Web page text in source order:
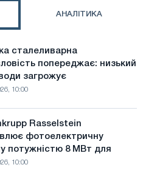
АНАЛІТИКА
сталеливарна
попереджає: низький
загрожує
10:00
Rasselstein
фотоелектричну
потужністю 8 МВт для
10:00